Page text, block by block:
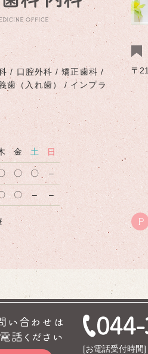
/ 口腔外科 / 矯正歯科 /
歯（入れ歯） / インプラ
金 土 日
〇 〇 –
〇 – –
〒
P
い合わせは
話ください
[お電話受付時間